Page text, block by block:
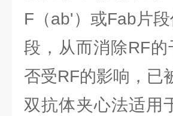
F（ab'）或Fab片
段，从而消除RF
否受RF的影响，已
双抗体夹心法适用